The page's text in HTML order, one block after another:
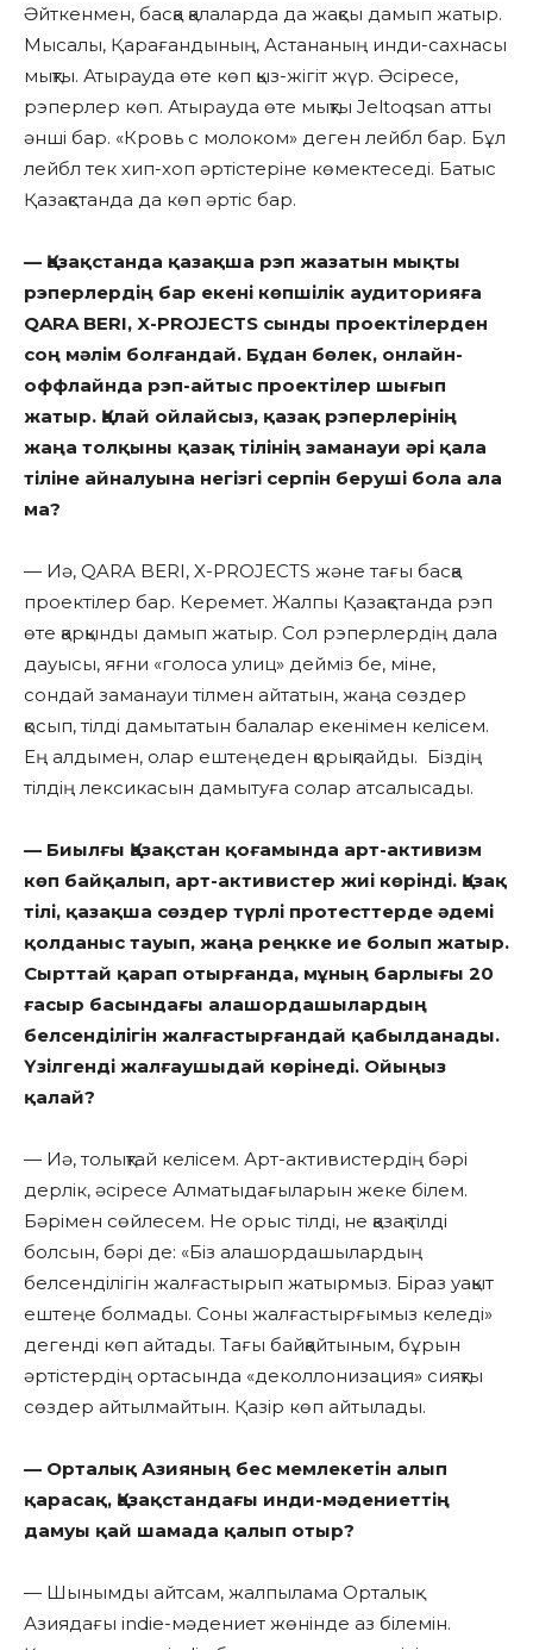
Әйткенмен, басқа қалаларда да жақсы дамып жатыр.
Мысалы, Қарағандының, Астананың инди-сахнасы
мықты. Атырауда өте көп қыз-жігіт жүр. Әсіресе,
рэперлер көп. Атырауда өте мықты Jeltoqsan атты
әнші бар. «Кровь с молоком» деген лейбл бар. Бұл
лейбл тек хип-хоп әртістеріне көмектеседі. Батыс
Қазақстанда да көп әртіс бар.
— Қазақстанда қазақша рэп жазатын мықты
рэперлердің бар екені көпшілік аудиторияға
QARA BERI, X-PROJECTS сынды проектілерден
соң мәлім болғандай. Бұдан бөлек, онлайн-
оффлайнда рэп-айтыс проектілер шығып
жатыр. Қалай ойлайсыз, қазақ рэперлерінің
жаңа толқыны қазақ тілінің заманауи әрі қала
тіліне айналуына негізгі серпін беруші бола ала
ма?
— Иә, QARA BERI, X-PROJECTS және тағы басқа
проектілер бар. Керемет. Жалпы Қазақстанда рэп
өте қарқынды дамып жатыр. Сол рэперлердің дала
дауысы, яғни «голоса улиц» дейміз бе, міне,
сондай заманауи тілмен айтатын, жаңа сөздер
қосып, тілді дамытатын балалар екенімен келісем.
Ең алдымен, олар ештеңеден қорықпайды. Біздің
тілдің лексикасын дамытуға солар атсалысады.
— Биылғы Қазақстан қоғамында арт-активизм
көп байқалып, арт-активистер жиі көрінді. Қазақ
тілі, қазақша сөздер түрлі протесттерде әдемі
қолданыс тауып, жаңа реңкке ие болып жатыр.
Сырттай қарап отырғанда, мұның барлығы 20
ғасыр басындағы алашордашылардың
белсенділігін жалғастырғандай қабылданады.
Үзілгенді жалғаушыдай көрінеді. Ойыңыз
қалай?
— Иә, толықтай келісем. Арт-активистердің бәрі
дерлік, әсіресе Алматыдағыларын жеке білем.
Бәрімен сөйлесем. Не орыс тілді, не қазақ тілді
болсын, бәрі де: «Біз алашордашылардың
белсенділігін жалғастырып жатырмыз. Біраз уақыт
ештеңе болмады. Соны жалғастырғымыз келеді»
дегенді көп айтады. Тағы байқайтыным, бұрын
әртістердің ортасында «деколлонизация» сияқты
сөздер айтылмайтын. Қазір көп айтылады.
— Орталық Азияның бес мемлекетін алып
қарасақ, Қазақстандағы инди-мәдениеттің
дамуы қай шамада қалып отыр?
— Шынымды айтсам, жалпылама Орталық
Азиядағы indie-мәдениет жөнінде аз білемін.